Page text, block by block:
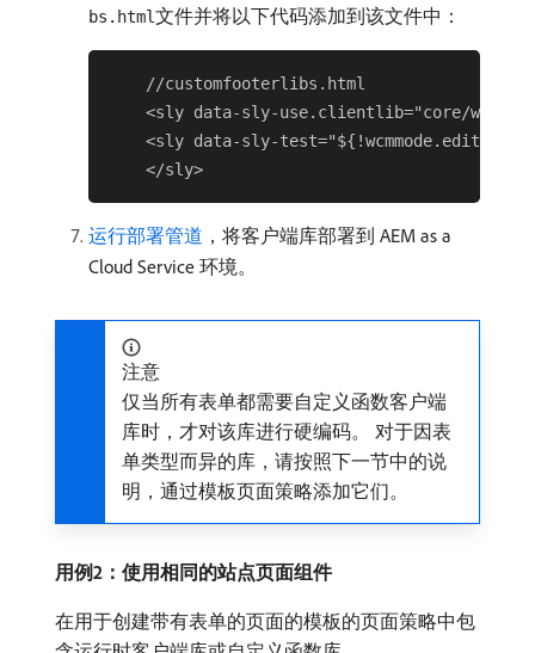
bs.html文件并将以下代码添加到该文件中：
    //customfooterlibs.html
<sly data-sly-use.clientlib="core/wcm/
<sly data-sly-test="${!wcmmode.edit}"
运行部署管道 ，将客户端库部署到 AEM as a
Cloud Service 环境。
注意
仅当所有表单都需要自定义函数客户端
库时，才对该库进行硬编码。 对于因表
单类型而异的库，请按照下一节中的说
明，通过模板页面策略添加它们。
用例2：使用相同的站点页面组件
在用于创建带有表单的页面的模板的页面策略中包